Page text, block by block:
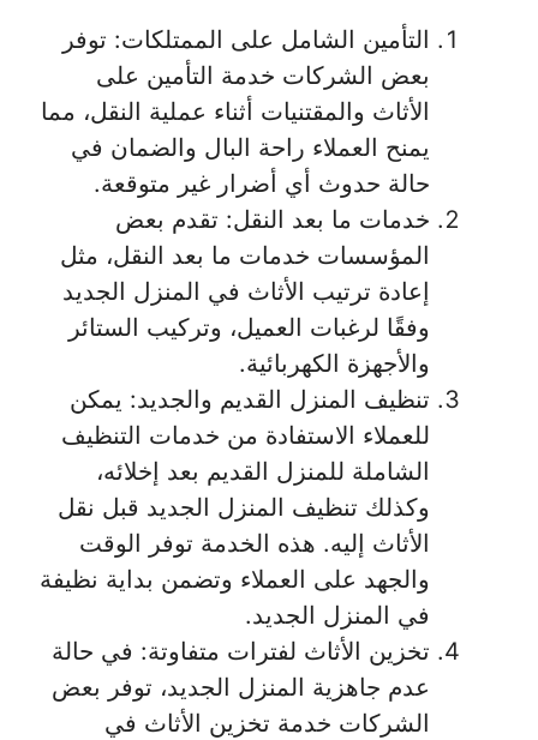
التأمين الشامل على الممتلكات: توفر
بعض الشركات خدمة التأمين على
الأثاث والمقتنيات أثناء عملية النقل، مما
يمنح العملاء راحة البال والضمان في
حالة حدوث أي أضرار غير متوقعة.
خدمات ما بعد النقل: تقدم بعض
المؤسسات خدمات ما بعد النقل، مثل
إعادة ترتيب الأثاث في المنزل الجديد
وفقًا لرغبات العميل، وتركيب الستائر
والأجهزة الكهربائية.
تنظيف المنزل القديم والجديد: يمكن
للعملاء الاستفادة من خدمات التنظيف
الشاملة للمنزل القديم بعد إخلائه،
وكذلك تنظيف المنزل الجديد قبل نقل
الأثاث إليه. هذه الخدمة توفر الوقت
والجهد على العملاء وتضمن بداية نظيفة
في المنزل الجديد.
تخزين الأثاث لفترات متفاوتة: في حالة
عدم جاهزية المنزل الجديد، توفر بعض
الشركات خدمة تخزين الأثاث في